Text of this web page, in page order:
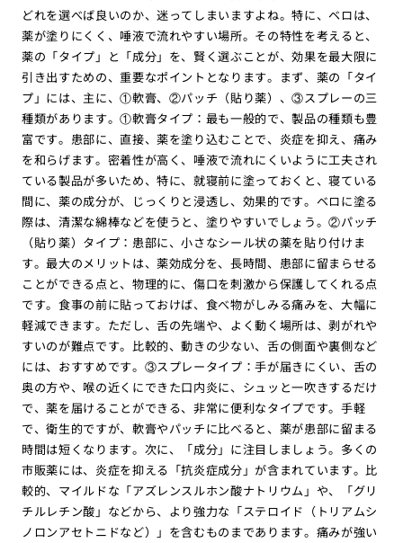
どれを選べば良いのか、迷ってしまいますよね。特に、ベロは、
薬が塗りにくく、唾液で流れやすい場所。その特性を考えると、
薬の「タイプ」と「成分」を、賢く選ぶことが、効果を最大限に
引き出すための、重要なポイントとなります。まず、薬の「タイ
プ」には、主に、①軟膏、②パッチ（貼り薬）、③スプレーの三
種類があります。①軟膏タイプ：最も一般的で、製品の種類も豊
富です。患部に、直接、薬を塗り込むことで、炎症を抑え、痛み
を和らげます。密着性が高く、唾液で流れにくいように工夫され
ている製品が多いため、特に、就寝前に塗っておくと、寝ている
間に、薬の成分が、じっくりと浸透し、効果的です。ベロに塗る
際は、清潔な綿棒などを使うと、塗りやすいでしょう。②パッチ
（貼り薬）タイプ：患部に、小さなシール状の薬を貼り付けま
す。最大のメリットは、薬効成分を、長時間、患部に留まらせる
ことができる点と、物理的に、傷口を刺激から保護してくれる点
です。食事の前に貼っておけば、食べ物がしみる痛みを、大幅に
軽減できます。ただし、舌の先端や、よく動く場所は、剥がれや
すいのが難点です。比較的、動きの少ない、舌の側面や裏側など
には、おすすめです。③スプレータイプ：手が届きにくい、舌の
奥の方や、喉の近くにできた口内炎に、シュッと一吹きするだけ
で、薬を届けることができる、非常に便利なタイプです。手軽
で、衛生的ですが、軟膏やパッチに比べると、薬が患部に留まる
時間は短くなります。次に、「成分」に注目しましょう。多くの
市販薬には、炎症を抑える「抗炎症成分」が含まれています。比
較的、マイルドな「アズレンスルホン酸ナトリウム」や、「グリ
チルレチン酸」などから、より強力な「ステロイド（トリアムシ
ノロンアセトニドなど）」を含むものまであります。痛みが強い